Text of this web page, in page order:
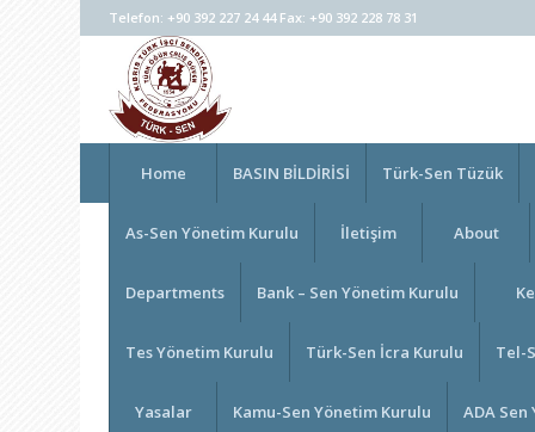
Telefon: +90 392 227 24 44 Fax: +90 392 228 78 31
Home BASIN BİLDİRİSİ Türk-Sen Tüzük
As-Sen Yönetim Kurulu İletişim About
Departments Bank – Sen Yönetim Kurulu
Tes Yönetim Kurulu Türk-Sen İcra Kurulu Tel-
Yasalar Kamu-Sen Yönetim Kurulu ADA
BASIN BİLDİRİSİ
atmalıdır. Bugünlerde yaşanan